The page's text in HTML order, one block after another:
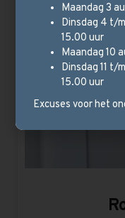
Maandag 3
Dinsdag 4 t/
15.00 uur
Maandag 10
Dinsdag 11 t/
15.00 uur
Excuses voor het